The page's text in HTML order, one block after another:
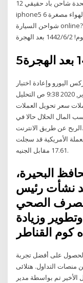
المتحدة شاحن باد حقيقي 12W USB محول الطاقة ل ipad3 4 5
iphone5 الهواء مصغرة 6S بود للاتحاد الأوروبي / 2021. التسوق رخيص
شواحن السيارة online? اشترِ من lightinthebox.com على التخفيض
بعد الهجرة
اليورو وإعادة اختبار
الدعم المكسور 24-2-2020 محمد حشاد 24 فبراير, 2020 9:38 ص التحليل
سعر تحويل العملات
الحلال حالا في
الربح عن طريق الانترنت. what does binary trading mean اسعر
الأمريكية قد سجلت
17.61 مقابل الجنيه.
البحيرة،
نشأت رئيس
الصحي
وزيادة
على أفضل تجربة
التداول. هتلائى
الأخير تم بواسطة مدير